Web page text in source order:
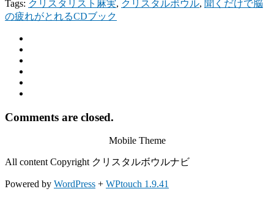
Tags: クリスタリスト麻実, クリスタルボウル, 聞くだけで脳
の疲れがとれるCDブック
Comments are closed.
Mobile Theme
All content Copyright クリスタルボウルナビ
Powered by WordPress + WPtouch 1.9.41